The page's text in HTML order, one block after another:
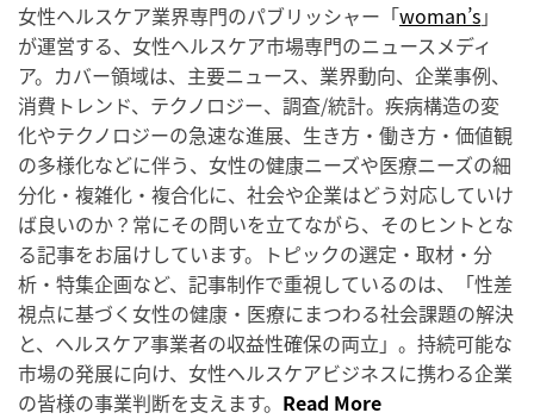
女性ヘルスケア業界専門のパブリッシャー「woman’s」
が運営する、女性ヘルスケア市場専門のニュースメディ
ア。カバー領域は、主要ニュース、業界動向、企業事例、
消費トレンド、テクノロジー、調査/統計。疾病構造の変
化やテクノロジーの急速な進展、生き方・働き方・価値観
の多様化などに伴う、女性の健康ニーズや医療ニーズの細
分化・複雑化・複合化に、社会や企業はどう対応していけ
ば良いのか？常にその問いを立てながら、そのヒントとな
る記事をお届けしています。トピックの選定・取材・分
析・特集企画など、記事制作で重視しているのは、「性差
視点に基づく女性の健康・医療にまつわる社会課題の解決
と、ヘルスケア事業者の収益性確保の両立」。持続可能な
市場の発展に向け、女性ヘルスケアビジネスに携わる企業
の皆様の事業判断を支えます。 Read More